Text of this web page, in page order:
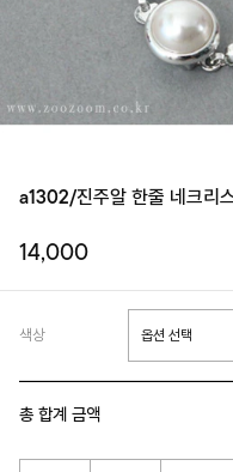
a1302/진주알 한줄 네크리
14,000
색상
총 합계 금액